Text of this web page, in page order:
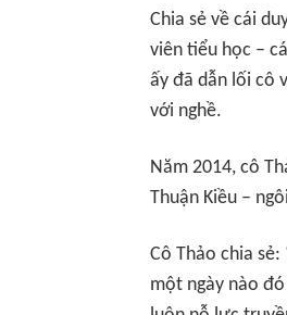
Chia sẻ về cái
viên tiểu học –
ấy đã dẫn lối cô
với nghề.
Năm 2014, cô
Thuận Kiều –
Cô Thảo chia
một ngày nào